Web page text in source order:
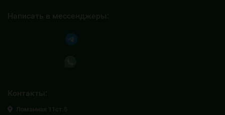
Написать в мессенджеры:
Контакты:
Ломанная 11ст.5